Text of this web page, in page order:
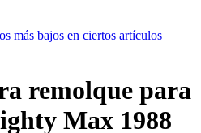
más bajos en ciertos artículos
remolque para
Max 1988